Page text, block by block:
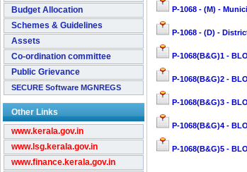
Budget Allocation
Schemes & Guidelines
Assets
Co-ordination committee
Public Grievance
SECURE Software MGNREGS
Other Links
www.kerala.gov.in
www.lsg.kerala.gov.in
www.finance.kerala.gov.in
P-1068 - (M) -
P-1068 - (D) -
P-1068(B&G)1 -
P-1068(B&G)2 -
P-1068(B&G)3 -
P-1068(B&G)4 -
P-1068(B&G)5 -